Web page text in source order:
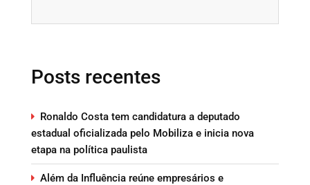
Posts recentes
Ronaldo Costa tem candidatura a deputado
estadual oficializada pelo Mobiliza e inicia nova
etapa na política paulista
Além da Influência reúne empresários e